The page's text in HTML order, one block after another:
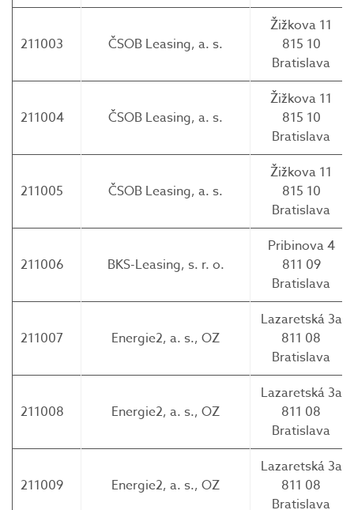
211003 ČSOB Leasing, a. s.
Žižkova 11
815 10
Bratislava
211004 ČSOB Leasing, a. s.
Žižkova 11
815 10
Bratislava
211005 ČSOB Leasing, a. s.
Žižkova 11
815 10
Bratislava
211006 BKS-Leasing, s. r. o.
Pribinova 4
811 09
Bratislava
211007 Energie2, a. s., OZ
Lazaretská 3a
811 08
Bratislava
211008 Energie2, a. s., OZ
Lazaretská 3a
811 08
Bratislava
211009 Energie2, a. s., OZ
Lazaretská 3a
811 08
Bratislava